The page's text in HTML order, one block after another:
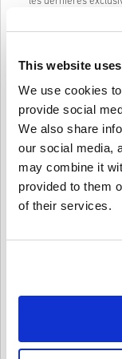
This website
We use cookies
provide social
We also share
our social media,
may combine it
provided to them
of their services.
de blockbusters.
consoles, manettes,
Idéal pour offrir
Vous voulez
Choisissez
un message, puis
imprimez-la. C’est
parfait pour un
3. Sélectionnez
Achetez votre